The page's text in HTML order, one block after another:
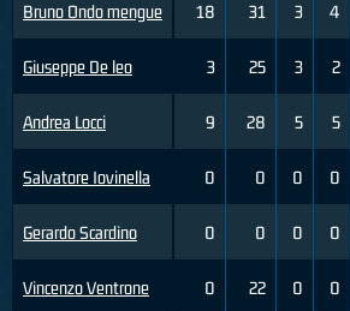
Bruno Ondo mengue
Giuseppe De leo
Andrea Locci
Salvatore Iovinella
Gerardo Scardino
Vincenzo Ventrone
18 31 3 4
3 25 3 2
9 28 5 5
0 0 0 0
0 0 0 0
0 22 0 0